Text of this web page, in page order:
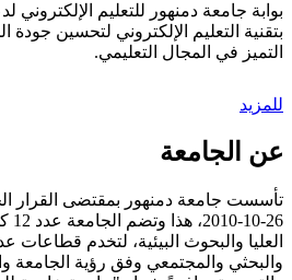
بوابة جامعة دمنهور للتعليم الإلكتروني
بتقنية التعليم الإلكتروني لتحسين جودة
التميز في المجال التعليمي.
للمزيد
عن الجامعة
العليا والبحوث البيئية، لتخدم
والبحثي والمجتمعي وفق رؤية الجامعة